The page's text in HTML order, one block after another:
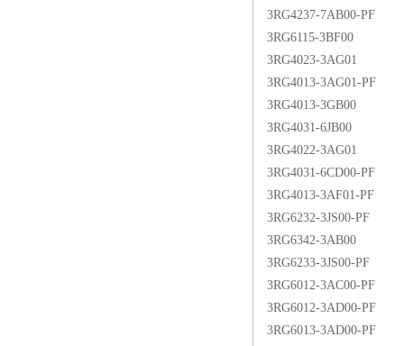
3RG4237-7AB00-PF
3RG6115-3BF00
3RG4023-3AG01
3RG4013-3AG01-PF
3RG4013-3GB00
3RG4031-6JB00
3RG4022-3AG01
3RG4031-6CD00-PF
3RG4013-3AF01-PF
3RG6232-3JS00-PF
3RG6342-3AB00
3RG6233-3JS00-PF
3RG6012-3AC00-PF
3RG6012-3AD00-PF
3RG6013-3AD00-PF